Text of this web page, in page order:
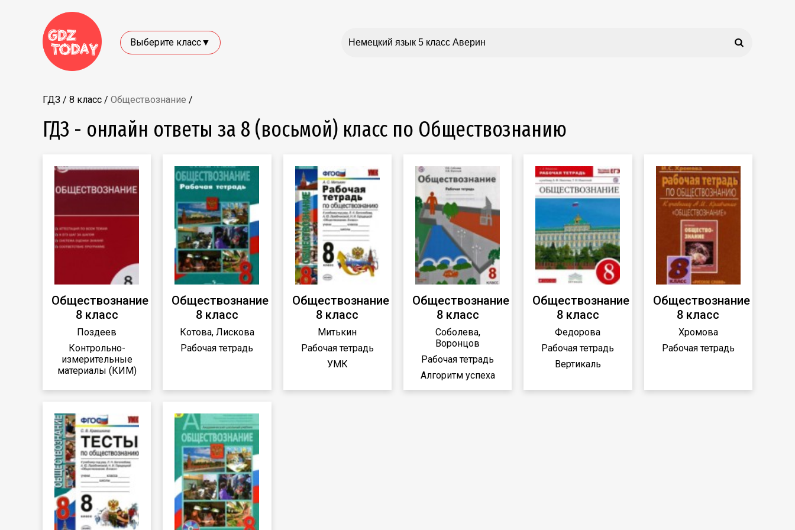
Выберите класс▼
ГДЗ / 8 класс / Обществознание /
ГДЗ - онлайн ответы за 8 (восьмой) класс по Обществознанию
Обществознание
8 класс
Поздеев
Контрольно-
измерительные
материалы (КИМ)
Обществознание
8 класс
Котова, Лискова
Рабочая тетрадь
Обществознание
8 класс
Митькин
Рабочая тетрадь
УМК
Обществознание
8 класс
Соболева,
Воронцов
Рабочая тетрадь
Алгоритм успеха
Обществознание
8 класс
Федорова
Рабочая тетрадь
Вертикаль
Обществознание
8 класс
Хромова
Рабочая тетрадь